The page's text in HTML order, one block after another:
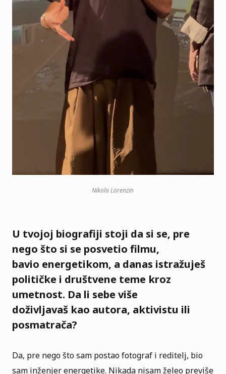
Nikola Lorenzin
U tvojoj biografiji stoji da si se, pre
nego što si se posvetio filmu,
bavio energetikom, a danas istražuješ
političke i društvene teme kroz
umetnost. Da li sebe više
doživljavaš kao autora, aktivistu ili
posmatrača?
Da, pre nego što sam postao fotograf i reditelj, bio
sam inženjer energetike. Nikada nisam želeo previše